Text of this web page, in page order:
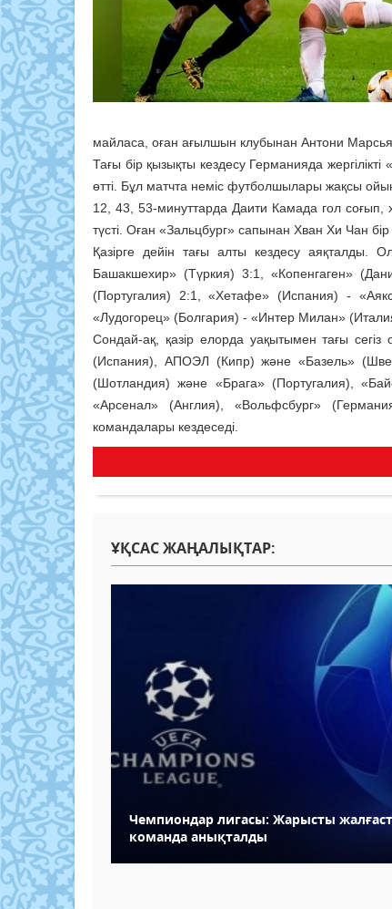
майласа, оған ағылшын клубынан Антони
Тағы бір қызықты кездесу Германияда
өтті. Бұл матчта неміс футболшылары жақсы
12, 43, 53-минуттарда Даити Камада гол соғып,
түсті. Оған «Зальцбург» сапынан Хван Хи Чан
Қазірге дейін тағы алты кездесу аяқталды.
Башакшехир» (Түркия) 3:1, «Копенгаген»
(Португалия) 2:1, «Хетафе» (Испания) -
«Лудогорец» (Болгария) - «Интер Милан»
Сондай-ақ, қазір елорда уақытымен тағы
(Испания), АПОЭЛ (Кипр) және «Базель»
(Шотландия) және «Брага» (Португалия),
«Арсенал» (Англия), «Вольфсбург»
командалары кездеседі.
ҰҚСАС ЖАҢАЛЫҚТАР:
Чемпиондар лигасы: Жарысты
команда анықталды